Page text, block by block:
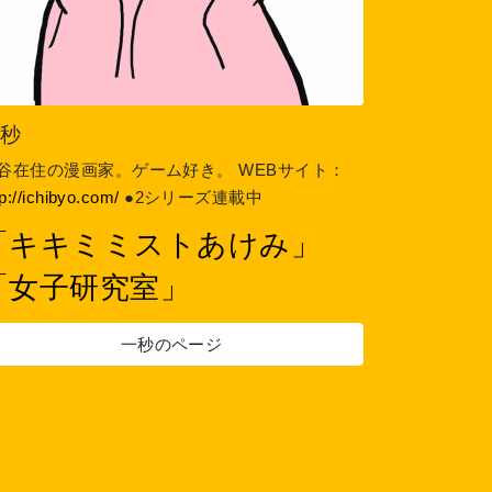
在住の漫画家。ゲーム好き。 WEBサイト：
ichibyo.com/ ●2シリーズ連載中
キキミミストあけみ」
女子研究室」
一秒のページ